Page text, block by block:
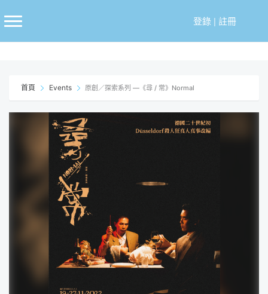
至
登錄| 註冊
首頁 Events 原創／探索系列 —《尋 / 常》Normal